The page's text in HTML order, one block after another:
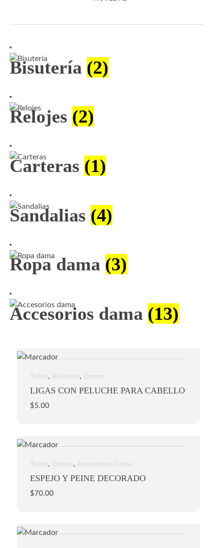
Bisutería (2)
Relojes (2)
Carteras (1)
Sandalias (4)
Ropa dama (3)
Accesorios dama (13)
LIGAS CON PELUCHE PARA CABELLO
$5.00
Todos, Bisutería, Damas
ESPEJO Y PEINE DECORADO
$70.00
Todos, Damas, Accesorios Dama